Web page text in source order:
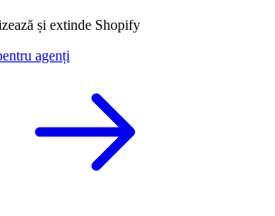
și extinde Shopify
agenți